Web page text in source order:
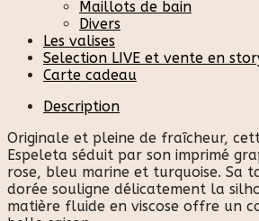
Maillots de bain
Divers
Les valises
Selection LIVE et vente en
Carte cadeau
Description
Originale et pleine de fraîcheur,
Espeleta séduit par son imprimé
rose, bleu marine et turquoise. Sa
dorée souligne délicatement la
matière fluide en viscose offre un